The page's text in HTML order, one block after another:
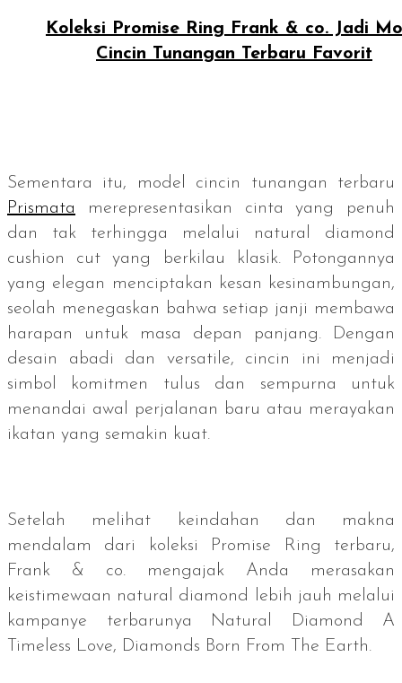
Koleksi Promise Ring Frank & co. Jadi
Cincin Tunangan Terbaru Favorit
Sementara itu, model cincin tunangan terbaru
Prismata merepresentasikan cinta yang penuh
dan tak terhingga melalui natural diamond
cushion cut yang berkilau klasik. Potongannya
yang elegan menciptakan kesan kesinambungan,
seolah menegaskan bahwa setiap janji membawa
harapan untuk masa depan panjang. Dengan
desain abadi dan versatile, cincin ini menjadi
simbol komitmen tulus dan sempurna untuk
menandai awal perjalanan baru atau merayakan
ikatan yang semakin kuat.
Setelah melihat keindahan dan makna
mendalam dari koleksi Promise Ring terbaru,
Frank & co. mengajak Anda merasakan
keistimewaan natural diamond
lebih jauh melalui
kampanye terbarunya Natural Diamond A
Timeless Love, Diamonds Born From The Earth.